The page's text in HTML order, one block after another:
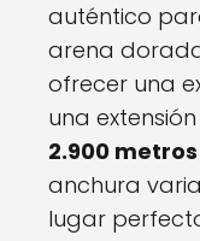
auténtico
arena
ofrecer una
una
2.900 metros
anchura
lugar